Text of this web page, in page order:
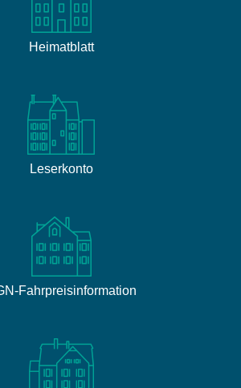
Heimatblatt
Leserkonto
Fahrpreisinformation